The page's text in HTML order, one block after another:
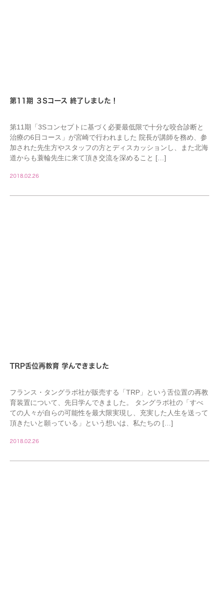
第11期 ３Sコース 終了しました！
第11期「3Sコンセプトに基づく必要最低限で十分な咬合診断と
治療の6日コース」が宮崎で行われました 院長が講師を務め、参
加された先生方やスタッフの方とディスカッションし、また北海
道からも蓑輪先生に来て頂き交流を深めること […]
2018.02.26
TRP舌位再教育 学んできました
フランス・タングラボ社が販売する「TRP」という舌位置の再教
育装置について、先日学んできました。 タングラボ社の「すべ
ての人々が自らの可能性を最大限実現し、充実した人生を送って
頂きたいと願っている」という想いは、私たちの […]
2018.02.26